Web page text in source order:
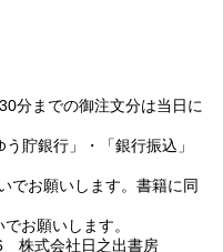
までの御注文分は当日に
貯銀行」・「銀行振込」
でお願いします。書籍に同
お願いします。
株式会社日之出書房